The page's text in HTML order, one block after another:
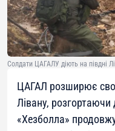
Солдати ЦАГАЛУ діють на півдні
ЦАГАЛ розширює свої
Лівану, розгортаючи
«Хезболла»